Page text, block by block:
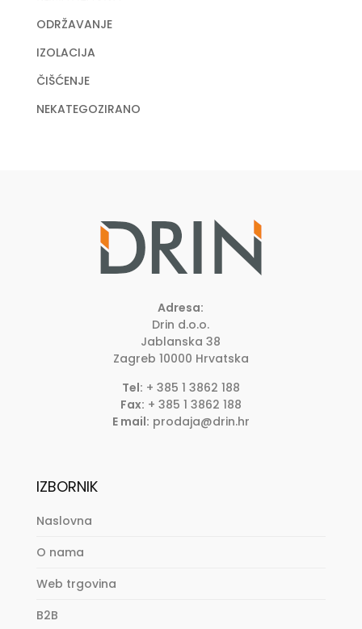
ODRŽAVANJE
IZOLACIJA
ČIŠĆENJE
NEKATEGOZIRANO
Adresa:
Drin d.o.o.
Jablanska 38
Zagreb 10000 Hrvatska
Tel: + 385 1 3862 188
Fax: + 385 1 3862 188
E mail: prodaja@drin.hr
IZBORNIK
Naslovna
O nama
Web trgovina
B2B